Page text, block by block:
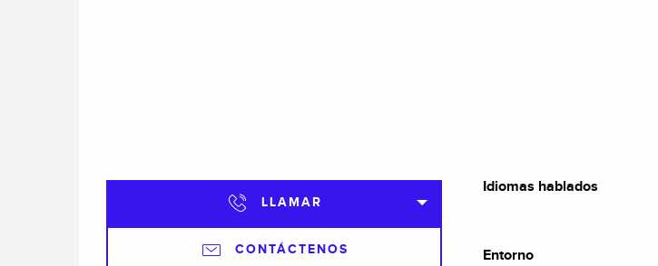
LLAMAR
CONTÁCTENOS
Idiomas hablados
Idiomas hablados
Entorno
Entorno